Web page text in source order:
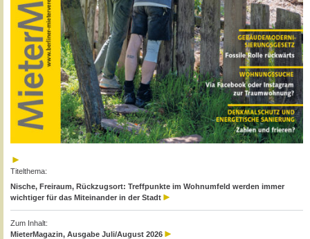
Titelthema:
Nische, Freiraum, Rückzugsort: Treffpunkte im Wohnumfeld werden immer
wichtiger für das Miteinander in der Stadt
Zum Inhalt:
MieterMagazin, Ausgabe Juli/August 2026